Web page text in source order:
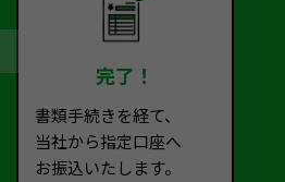
完了！
書類手続きを経て、
当社から指定口座へ
お振込いたします。